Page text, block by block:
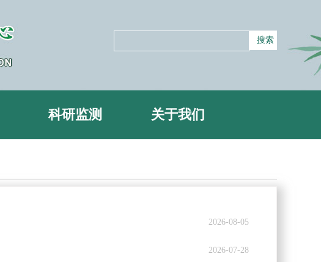
科研监测 关于我们
2026-08-05
2026-07-28